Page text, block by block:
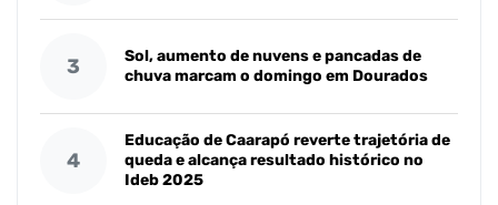
3
Sol, aumento de nuvens e pancadas de
chuva marcam o domingo em Dourados
4
Educação de Caarapó reverte trajetória de
queda e alcança resultado histórico no
Ideb 2025